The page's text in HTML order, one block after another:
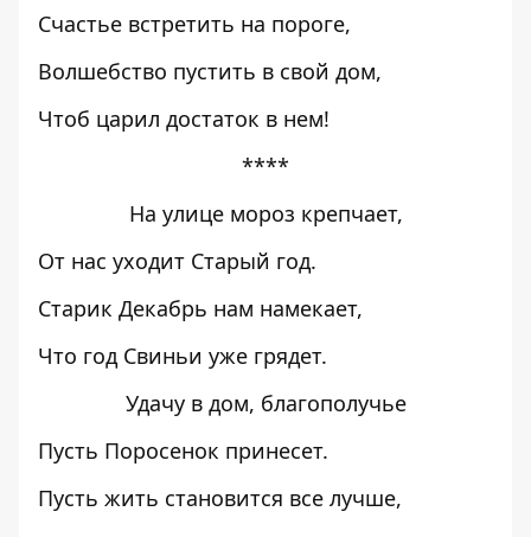
Счастье встретить на пороге,
Волшебство пустить в свой дом,
Чтоб царил достаток в нем!
****
На улице мороз крепчает,
От нас уходит Старый год.
Старик Декабрь нам намекает,
Что год Свиньи уже грядет.
Удачу в дом, благополучье
Пусть Поросенок принесет.
Пусть жить становится все лучше,